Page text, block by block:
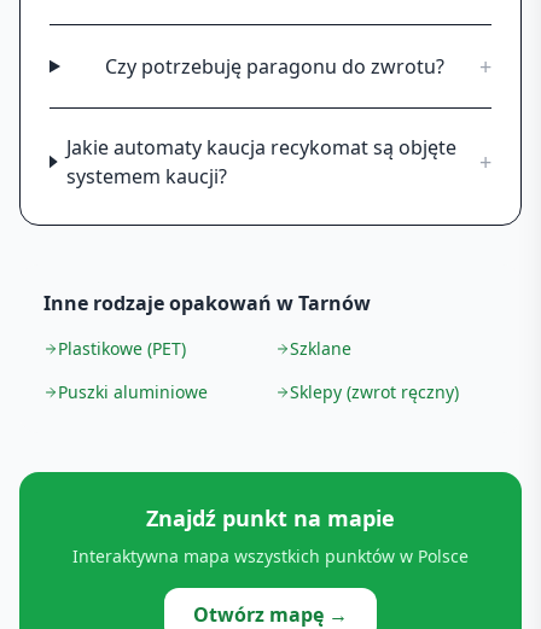
Czy potrzebuję paragonu do zwrotu? +
Jakie automaty kaucja recykomat są objęte
systemem kaucji?
+
Inne rodzaje opakowań wTarnów
Plastikowe (PET)
Szklane
Puszki aluminiowe
Sklepy (zwrot ręczny)
Znajdź punkt na mapie
Interaktywna mapa wszystkich punktów w Polsce
Otwórz mapę →